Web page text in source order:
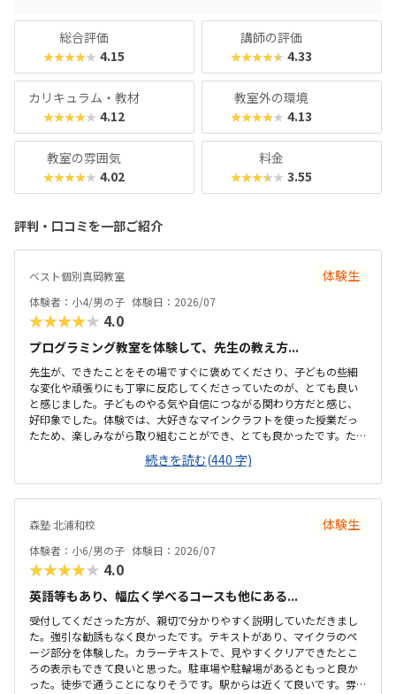
総合評価
★★★★★ 4.15
講師の評価
★★★★★ 4.33
カリキュラム・教材
★★★★★ 4.12
教室外の環境
★★★★★ 4.13
教室の雰囲気
★★★★★ 4.02
料金
★★★★★ 3.55
評判・口コミを一部ご紹介
ベスト個別真岡教室 体験生
体験者：小4/男の子 体験日：2026/07
★★★★★ 4.0
プログラミング教室を体験して、先生の教え方...
先生が、できたことをその場ですぐに褒めてくださり、子どもの些細
な変化や頑張りにも丁寧に反応してくださっていたのが、とても良い
と感じました。子どものやる気や自信につながる関わり方だと感じ、
好印象でした。体験では、大好きなマインクラフトを使った授業だっ
たため、楽しみながら取り組むことができ、とても良かったです。た
だ、今後もずっとマインクラフトを使った内容ではないと伺ったの
で、その後も興味を持って取り組めるかどうかは少し気になる点でし
た。教室は自宅から15分ほどの距離にあり、通いやすいと感じまし
た。また、駐車場もあるため、送り迎えもしやすく、安心して通わせ
ているわけではありませんが、壁などで視線が分散しにくい工夫がさ
れており、集中しやすい雰囲気だと感じました。月4回（1回50分）で
約12,000円という料金は、我が家にとってはや...
続きを読む(440 字)
森塾 北浦和校 体験生
体験者：小6/男の子 体験日：2026/07
★★★★★ 4.0
英語等もあり、幅広く学べるコースも他にある...
受付してくださった方が、親切で分かりやすく説明していただきまし
た。強引な勧誘もなく良かったです。テキストがあり、マイクラのペ
ージ部分を体験した。カラーテキストで、見やすくクリアできたとこ
ろの表示もできて良いと思った。駐車場や駐輪場があるともっと良か
った。徒歩で通うことになりそうです。駅からは近くて良いです。雰囲